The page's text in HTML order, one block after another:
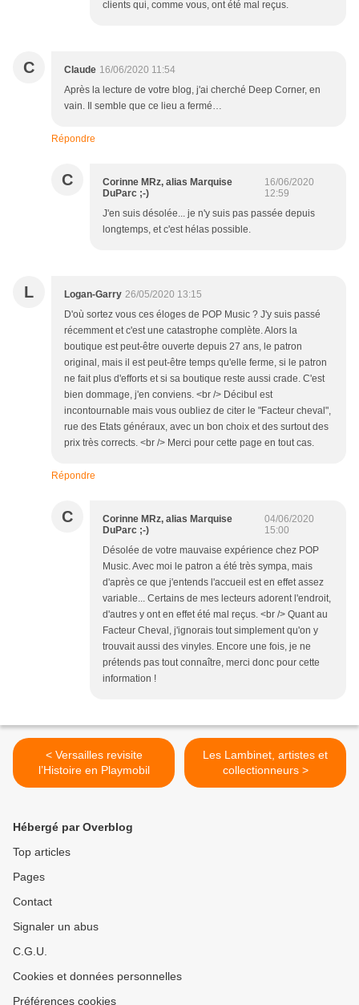
clients qui, comme vous, ont été mal reçus.
C Claude 16/06/2020 11:54
Après la lecture de votre blog, j'ai cherché Deep Corner, en
vain. Il semble que ce lieu a fermé…
Répondre
C
Corinne MRz, alias Marquise
DuParc ;-)
16/06/2020
12:59
J'en suis désolée... je n'y suis pas passée depuis
longtemps, et c'est hélas possible.
L Logan-Garry 26/05/2020 13:15
D'où sortez vous ces éloges de POP Music ? J'y suis passé
récemment et c'est une catastrophe complète. Alors la
boutique est peut-être ouverte depuis 27 ans, le patron
original, mais il est peut-être temps qu'elle ferme, si le patron
ne fait plus d'efforts et si sa boutique reste aussi crade. C'est
bien dommage, j'en conviens. <br /> Décibul est
incontournable mais vous oubliez de citer le "Facteur cheval",
rue des Etats généraux, avec un bon choix et des surtout des
prix très corrects. <br /> Merci pour cette page en tout cas.
Répondre
C
Corinne MRz, alias Marquise
DuParc ;-)
04/06/2020
15:00
Désolée de votre mauvaise expérience chez POP
Music. Avec moi le patron a été très sympa, mais
d'après ce que j'entends l'accueil est en effet assez
variable... Certains de mes lecteurs adorent l'endroit,
d'autres y ont en effet été mal reçus. <br /> Quant au
Facteur Cheval, j'ignorais tout simplement qu'on y
trouvait aussi des vinyles. Encore une fois, je ne
prétends pas tout connaître, merci donc pour cette
information !
< Versailles revisite
l’Histoire en Playmobil
Les Lambinet, artistes et
collectionneurs >
Hébergé par Overblog
Top articles
Pages
Contact
Signaler un abus
C.G.U.
Cookies et données personnelles
Préférences cookies